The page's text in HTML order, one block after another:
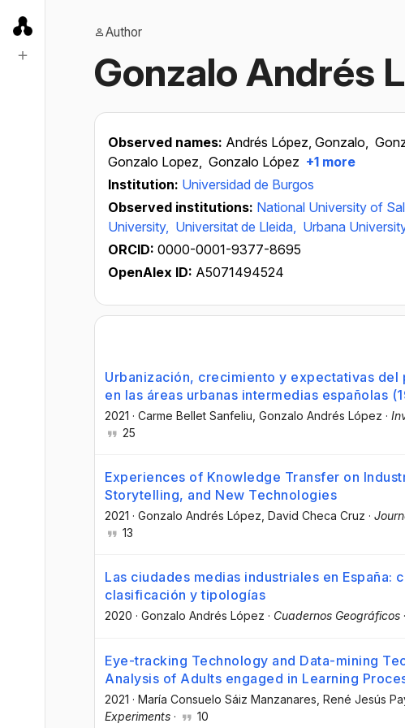
Author
Gonzalo Andrés
Observed names: Andrés López, Gonzalo,
Gonzalo Lopez, Gonzalo López +1 more
Institution: Universidad de Burgos
Observed institutions: National University of
University, Universitat de Lleida, Urbana
ORCID: 0000-0001-9377-8695
OpenAlex ID: A5071494524
Urbanización, crecimiento y expectativas del
en las áreas urbanas intermedias españolas
2021 · Carme Bellet Sanfeliu , Gonzalo Andrés López ·
25
Experiences of Knowledge Transfer on
Storytelling, and New Technologies
2021 · Gonzalo Andrés López , David Checa Cruz ·
13
Las ciudades medias industriales en España:
clasificación y tipologías
2020 · Gonzalo Andrés López · Cuadernos Geográficos ·
Eye-tracking Technology and Data-mining
Analysis of Adults engaged in Learning
2021 · María Consuelo Sáiz Manzanares , René Jesús
Experiments · 10